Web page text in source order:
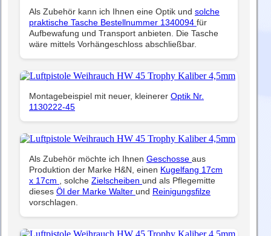
Als Zubehör kann ich Ihnen eine Optik und solche
praktische Tasche Bestellnummer 1340094 für
Aufbewafung und Transport anbieten. Die Tasche
wäre mittels Vorhängeschloss abschließbar.
Montagebeispiel mit neuer, kleinerer Optik Nr.
1130222-45
Als Zubehör möchte ich Ihnen Geschosse aus
Produktion der Marke H&N, einen Kugelfang 17cm
x 17cm
, solche Zielscheiben und als Pflegemitte
dieses Öl der Marke Walter und Reinigungsfilze
vorschlagen.